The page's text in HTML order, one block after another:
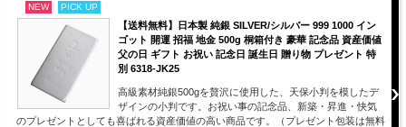
NEW PICK UP
【送料無料】日本製 純銀 SILVER/シルバー 999 1000 イン
ゴット 開運 招福 地金 500g 桐箱付き 豪華 記念品 資産価値
父の日 ギフト お祝い 記念日 誕生日 贈り物 プレゼント 特
別 6318-JK25
高級素材純銀500gを贅沢に使用した、天保小判を模したデ
ザインの小判です。お祝い事の記念品、新築・昇進・快気
のプレゼントとしても喜ばれる資産価値の高い商品です。（プレゼント包装は無料